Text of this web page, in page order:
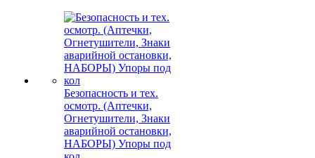
Безопасность и тех.
осмотр. (Аптечки,
Огнетушители, Знаки
аварийной остановки,
НАБОРЫ) Упоры под